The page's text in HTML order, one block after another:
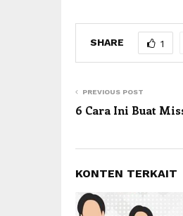
SHARE 1
PREVIOUS POST
6 Cara Ini Buat
KONTEN TERKAIT